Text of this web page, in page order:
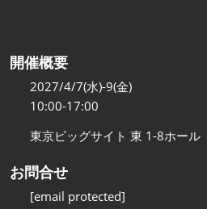
開催概要
2027/4/7(水)-9(金)
10:00-17:00
東京ビッグサイト 東 1-8ホール
お問合せ
[email protected]